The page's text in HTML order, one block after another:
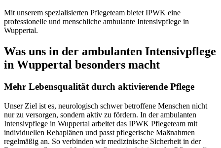
Mit unserem spezialisierten Pflegeteam bietet IPWK eine
professionelle und menschliche ambulante Intensivpflege in
Wuppertal.
Was uns in der ambulanten Intensivpflege
in Wuppertal besonders macht
Mehr Lebensqualität durch aktivierende Pflege
Unser Ziel ist es, neurologisch schwer betroffene Menschen nicht
nur zu versorgen, sondern aktiv zu fördern. In der ambulanten
Intensivpflege in Wuppertal arbeitet das IPWK Pflegeteam mit
individuellen Rehaplänen und passt pflegerische Maßnahmen
regelmäßig an. So verbinden wir medizinische Sicherheit in der